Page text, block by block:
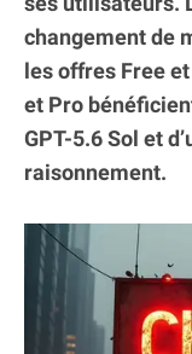
changement de
les offres Free
et Pro
GPT-5.6 Sol et
raisonnement.